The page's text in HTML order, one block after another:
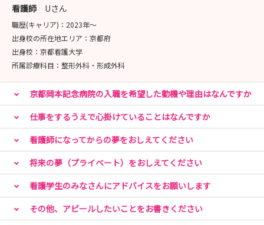
8月6日（木）、8月20日（木） 両日ともに9:30～
10:30
まずは話を聞いてみたいなど、お気軽にご参加くださ
い。
※zoomを使用しての開催ですので、ご自宅からご参加
いただけます
詳しくは病院ホームページをご覧ください。
ご質問・ご相談などお問い合わせ・お申込みをお待ちして
います。
看護師 Uさん
職歴(キャリア)： 2023年〜
出身校の所在地エリア： 京都府
出身校： 京都看護大学
所属診療科目： 整形外科・形成外科
京都岡本記念病院の入職を希望した動機や理由はなんですか
仕事をするうえで心掛けていることはなんですか
看護師になってからの夢をおしえてください
将来の夢（プライベート）をおしえてください
看護学生のみなさんにアドバイスをお願いします
その他、アピールしたいことをお書きください